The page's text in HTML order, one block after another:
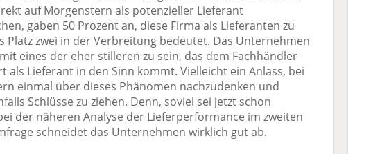
auf Morgenstern als potenzieller Lieferant
gaben 50 Prozent an, diese Firma als Lieferanten zu
Platz zwei in der Verbreitung bedeutet. Das Unternehmen
eines der eher stilleren zu sein, das dem Fachhändler
als Lieferant in den Sinn kommt. Vielleicht ein Anlass, bei
einmal über dieses Phänomen nachzudenken und
Schlüsse zu ziehen. Denn, soviel sei jetzt schon
der näheren Analyse der Lieferperformance im zweiten
schneidet das Unternehmen wirklich gut ab.